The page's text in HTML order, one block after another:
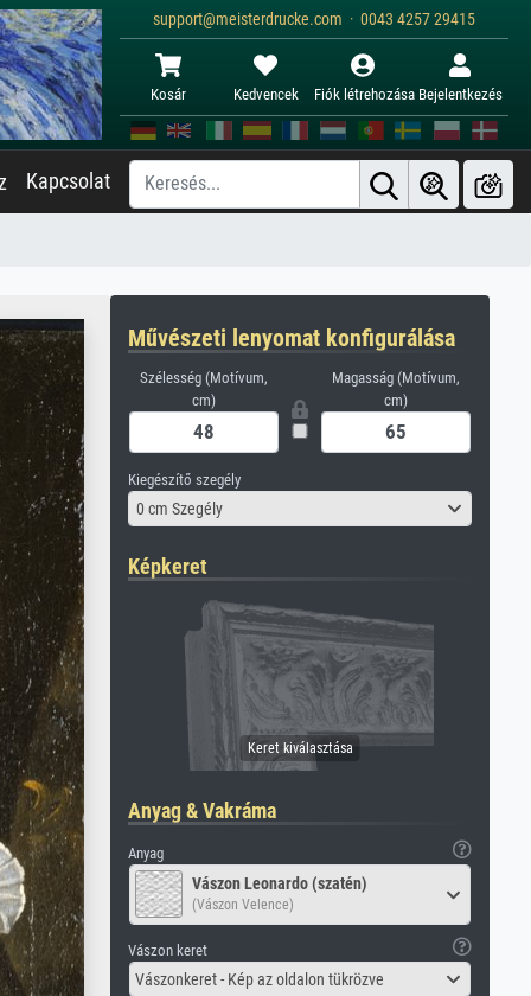
support@meisterdrucke.com · 0043 4257 29415
Kosár Kedvencek Fiók létrehozása Bejelentkezés
Kapcsolat
Művészeti lenyomat konfigurálása
Szélesség (Motívum,
cm)
Magasság (Motívum,
cm)
Kiegészítő szegély
0 cm Szegély
Képkeret
Anyag & Vakráma
Anyag
Vászon Leonardo (szatén)
(Vászon Velence)
Vászon keret
Vászonkeret - Kép az oldalon tükrözve